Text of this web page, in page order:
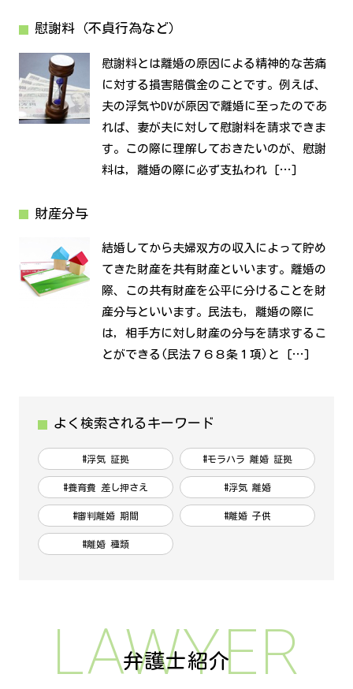
慰謝料（不貞行為など）
慰謝料とは離婚の原因による精神的な苦痛
に対する損害賠償金のことです。例えば、
夫の浮気やDVが原因で離婚に至ったのであ
れば、妻が夫に対して慰謝料を請求できま
す。この際に理解しておきたいのが、慰謝
料は，離婚の際に必ず支払われ […]
財産分与
結婚してから夫婦双方の収入によって貯め
てきた財産を共有財産といいます。離婚の
際、この共有財産を公平に分けることを財
産分与といいます。民法も，離婚の際に
は，相手方に対し財産の分与を請求するこ
とができる(民法７６８条１項)と […]
よく検索されるキーワード
#浮気 証拠 #モラハラ 離婚 証拠
#養育費 差し押さえ #浮気 離婚
#審判離婚 期間 #離婚 子供
#離婚 種類
LAWYER
弁護士紹介